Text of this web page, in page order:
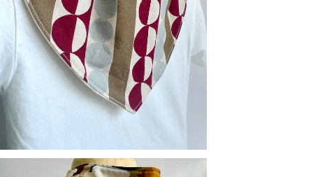
替えスタイ：レトロ（ワイン）
¥900